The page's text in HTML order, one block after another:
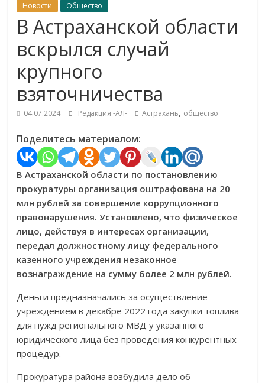
Новости Общество
В Астраханской области
вскрылся случай
крупного
взяточничества
04.07.2024 Редакция -АЛ- Астрахань, общество
Поделитесь материалом:
В Астраханской области по постановлению
прокуратуры организация оштрафована на 20
млн рублей за совершение коррупционного
правонарушения. Установлено, что физическое
лицо, действуя в интересах организации,
передал должностному лицу федерального
казенного учреждения незаконное
вознаграждение на сумму более 2 млн рублей.
Деньги предназначались за осуществление
учреждением в декабре 2022 года закупки топлива
для нужд регионального МВД у указанного
юридического лица без проведения конкурентных
процедур.
Прокуратура района возбудила дело об